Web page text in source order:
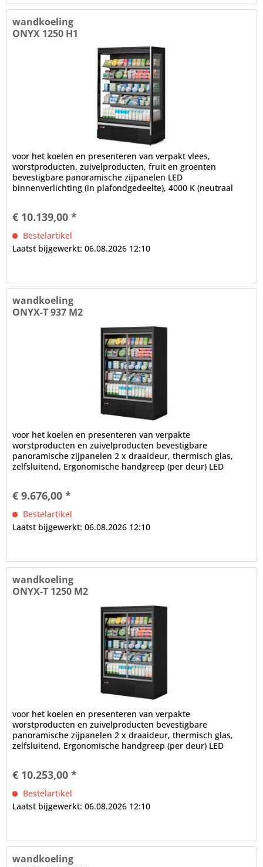
wandkoeling
ONYX 1250 H1
voor het koelen en presenteren van verpakt vlees,
worstproducten, zuivelproducten, fruit en groenten
bevestigbare panoramische zijpanelen LED
binnenverlichting (in plafondgedeelte), 4000 K (neutraal
€ 10.139,00 *
Bestelartikel
Laatst bijgewerkt: 06.08.2026 12:10
wandkoeling
ONYX-T 937 M2
voor het koelen en presenteren van verpakte
worstproducten en zuivelproducten bevestigbare
panoramische zijpanelen 2 x draaideur, thermisch glas,
zelfsluitend, Ergonomische handgreep (per deur) LED
€ 9.676,00 *
Bestelartikel
Laatst bijgewerkt: 06.08.2026 12:10
wandkoeling
ONYX-T 1250 M2
voor het koelen en presenteren van verpakte
worstproducten en zuivelproducten bevestigbare
panoramische zijpanelen 2 x draaideur, thermisch glas,
zelfsluitend, Ergonomische handgreep (per deur) LED
€ 10.253,00 *
Bestelartikel
Laatst bijgewerkt: 06.08.2026 12:10
wandkoeling